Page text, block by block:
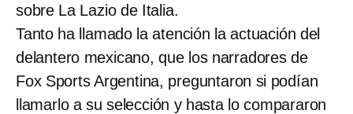
sobre La Lazio de Italia.
Tanto ha llamado la atención la actuación del
delantero mexicano, que los narradores de
Fox Sports Argentina, preguntaron si podían
llamarlo a su selección y hasta lo compararon